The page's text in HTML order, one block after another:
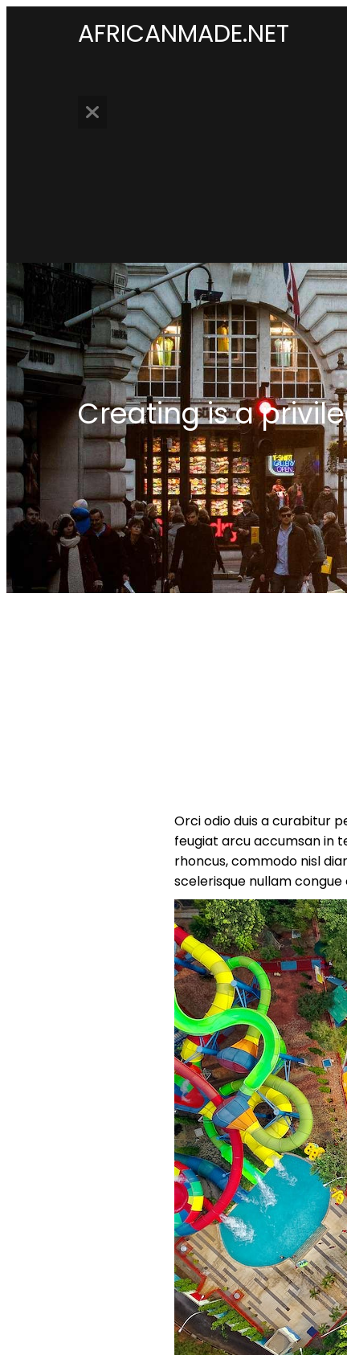
AFRICANMADE.NET
Creating is a
Orci odio duis a curabitur
feugiat arcu accumsan in
rhoncus, commodo nisl
scelerisque nullam